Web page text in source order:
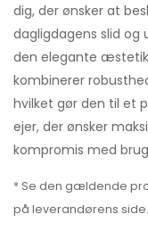
dig, der ønsker at
dagligdagens slid
den elegante æstetik.
kombinerer
hvilket gør den til et
ejer, der ønsker
kompromis med
* Se den gældende
på leverandørens side.